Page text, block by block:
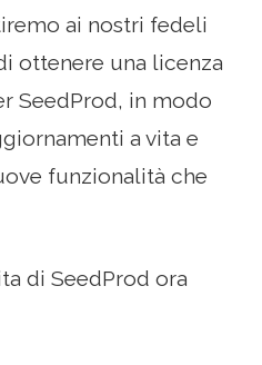
ai nostri fedeli
ottenere una licenza
SeedProd, in modo
a vita e
funzionalità che
di SeedProd ora